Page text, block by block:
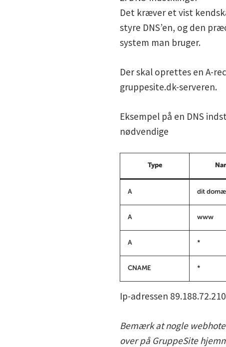
Det kræver et vist
styre DNS’en, og den
system man bruger.
Der skal oprettes en A-
gruppesite.dk-serveren.
Eksempel på en DNS
nødvendige
Type
A dit
A www
A *
CNAME *
Ip-adressen 89.188.72.210
Bemærk at nogle
over på GruppeSite